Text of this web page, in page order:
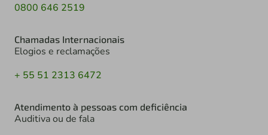
0800 646 2519
Chamadas Internacionais
Elogios e reclamações
+ 55 51 2313 6472
Atendimento à pessoas com deficiência
Auditiva ou de fala